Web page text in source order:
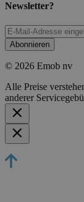
Newsletter?
Abonnieren
© 2026 Emob nv
Alle Preise
anderer